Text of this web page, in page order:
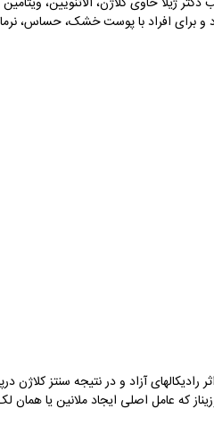
برای افراد با پوست خشک، حساس،
آزاد و در نتیجه سنتز
که عامل اصلی ایجاد ملانین یا